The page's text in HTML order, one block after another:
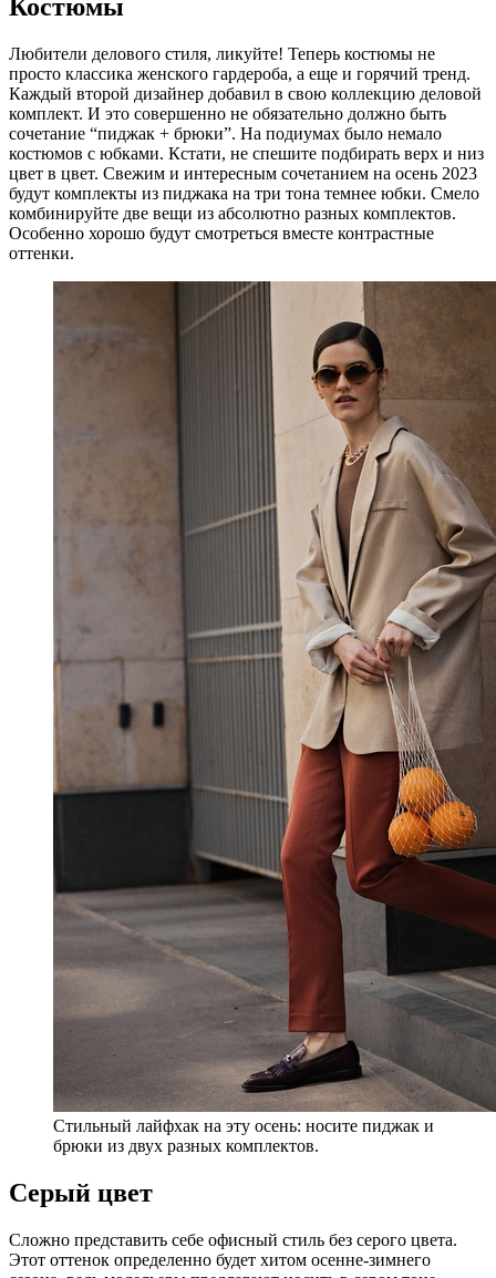
Костюмы
Любители делового стиля, ликуйте! Теперь костюмы не
просто классика женского гардероба, а еще и горячий тренд.
Каждый второй дизайнер добавил в свою коллекцию деловой
комплект. И это совершенно не обязательно должно быть
сочетание “пиджак + брюки”. На подиумах было немало
костюмов с юбками. Кстати, не спешите подбирать верх и низ
цвет в цвет. Свежим и интересным сочетанием на осень 2023
будут комплекты из пиджака на три тона темнее юбки. Смело
комбинируйте две вещи из абсолютно разных комплектов.
Особенно хорошо будут смотреться вместе контрастные
оттенки.
Стильный лайфхак на эту осень: носите пиджак и
брюки из двух разных комплектов.
Серый цвет
Сложно представить себе офисный стиль без серого цвета.
Этот оттенок определенно будет хитом осенне-зимнего